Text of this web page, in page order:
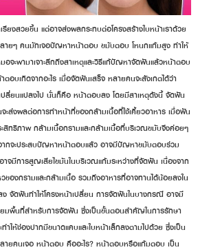
รียงสวยขึ้น แต่อาจส่งผลกระทบต่อโครงสร้างใบหน้าเราด้วย
ายๆ คนมักเจอปัญหาหน้าตอบ ขมับตอบ โหนกแก้มสูง ทำให้
จะพามาเจาะลึกถึงสาเหตุและวิธีแก้ปัญหาจัดฟันแล้วหน้าตอบ
บเกิดจากอะไร เมื่อจัดฟันเสร็จ หลายคนจะสังเกตได้ว่า
ปลี่ยนแปลงไป นั่นก็คือ หน้าตอบลง โดยมีสาเหตุดังนี้ จัดฟัน
ะส่งผลต่อการทำหน้าที่ของกล้ามเนื้อที่ใช้เคี้ยวอาหาร เมื่อฟัน
สิทธิภาพ กล้ามเนื้อกรามและกล้ามเนื้อที่บริเวณขมับจึงค่อยๆ
กจะประสบปัญหาหน้าตอบแล้ว อาจมีปัญหาขมับตอบร่วม
จมีการสูญเสียไขมันในบริเวณแก้มระหว่างที่จัดฟัน เนื่องจาก
ของกรามและกล้ามเนื้อ รวมถึงอาหารที่อาจทานได้น้อยลงใน
จัดฟันทำให้โครงหน้าเปลี่ยน การจัดฟันในบางกรณี อาจมี
พื้นที่สำหรับการจัดฟัน ซึ่งเป็นขั้นตอนสำคัญในการรักษา
ให้ช่องปากมีขนาดแคบและใบหน้าเล็กลงตามไปด้วย ซึ่งเป็น
ยคนเจอ หน้าตอบ คืออะไร? หน้าตอบหรือแก้มตอบ เป็น